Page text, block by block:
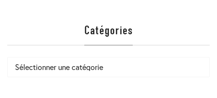
Catégories
Catégories